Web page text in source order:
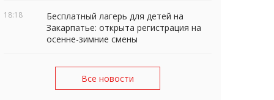
18:18
Бесплатный лагерь для детей на
Закарпатье: открыта регистрация на
осенне-зимние смены
Все новости